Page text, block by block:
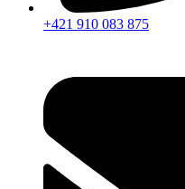
+421 910 083 875